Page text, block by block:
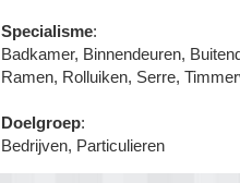
Specialisme:
Badkamer, Binnendeuren,
Ramen, Rolluiken, Serre,
Doelgroep:
Bedrijven, Particulieren